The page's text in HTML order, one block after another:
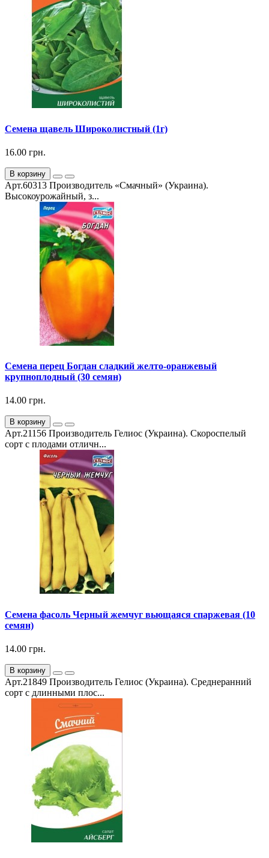
Семена щавель Широколистный (1г)
16.00 грн.
В корзину
Арт.60313 Производитель «Смачный» (Украина).
Высокоурожайный, з...
Семена перец Богдан сладкий желто-оранжевый
крупноплодный (30 семян)
14.00 грн.
В корзину
Арт.21156 Производитель Гелиос (Украина). Скороспелый
сорт с плодами отличн...
Семена фасоль Черный жемчуг вьющаяся спаржевая (10
семян)
14.00 грн.
В корзину
Арт.21849 Производитель Гелиос (Украина). Среднеранний
сорт с длинными плос...